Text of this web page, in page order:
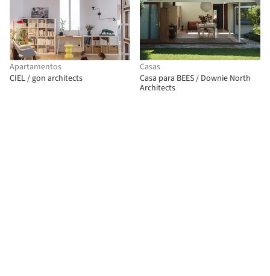
Apartamentos
CIEL / gon architects
Casas
Casa para BEES / Downie North
Architects